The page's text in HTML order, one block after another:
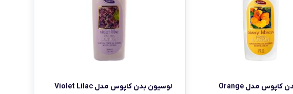
لوسیون بدن کاپوس مدل Orange
لوسیون بدن کاپوس مدل Violet Lilac